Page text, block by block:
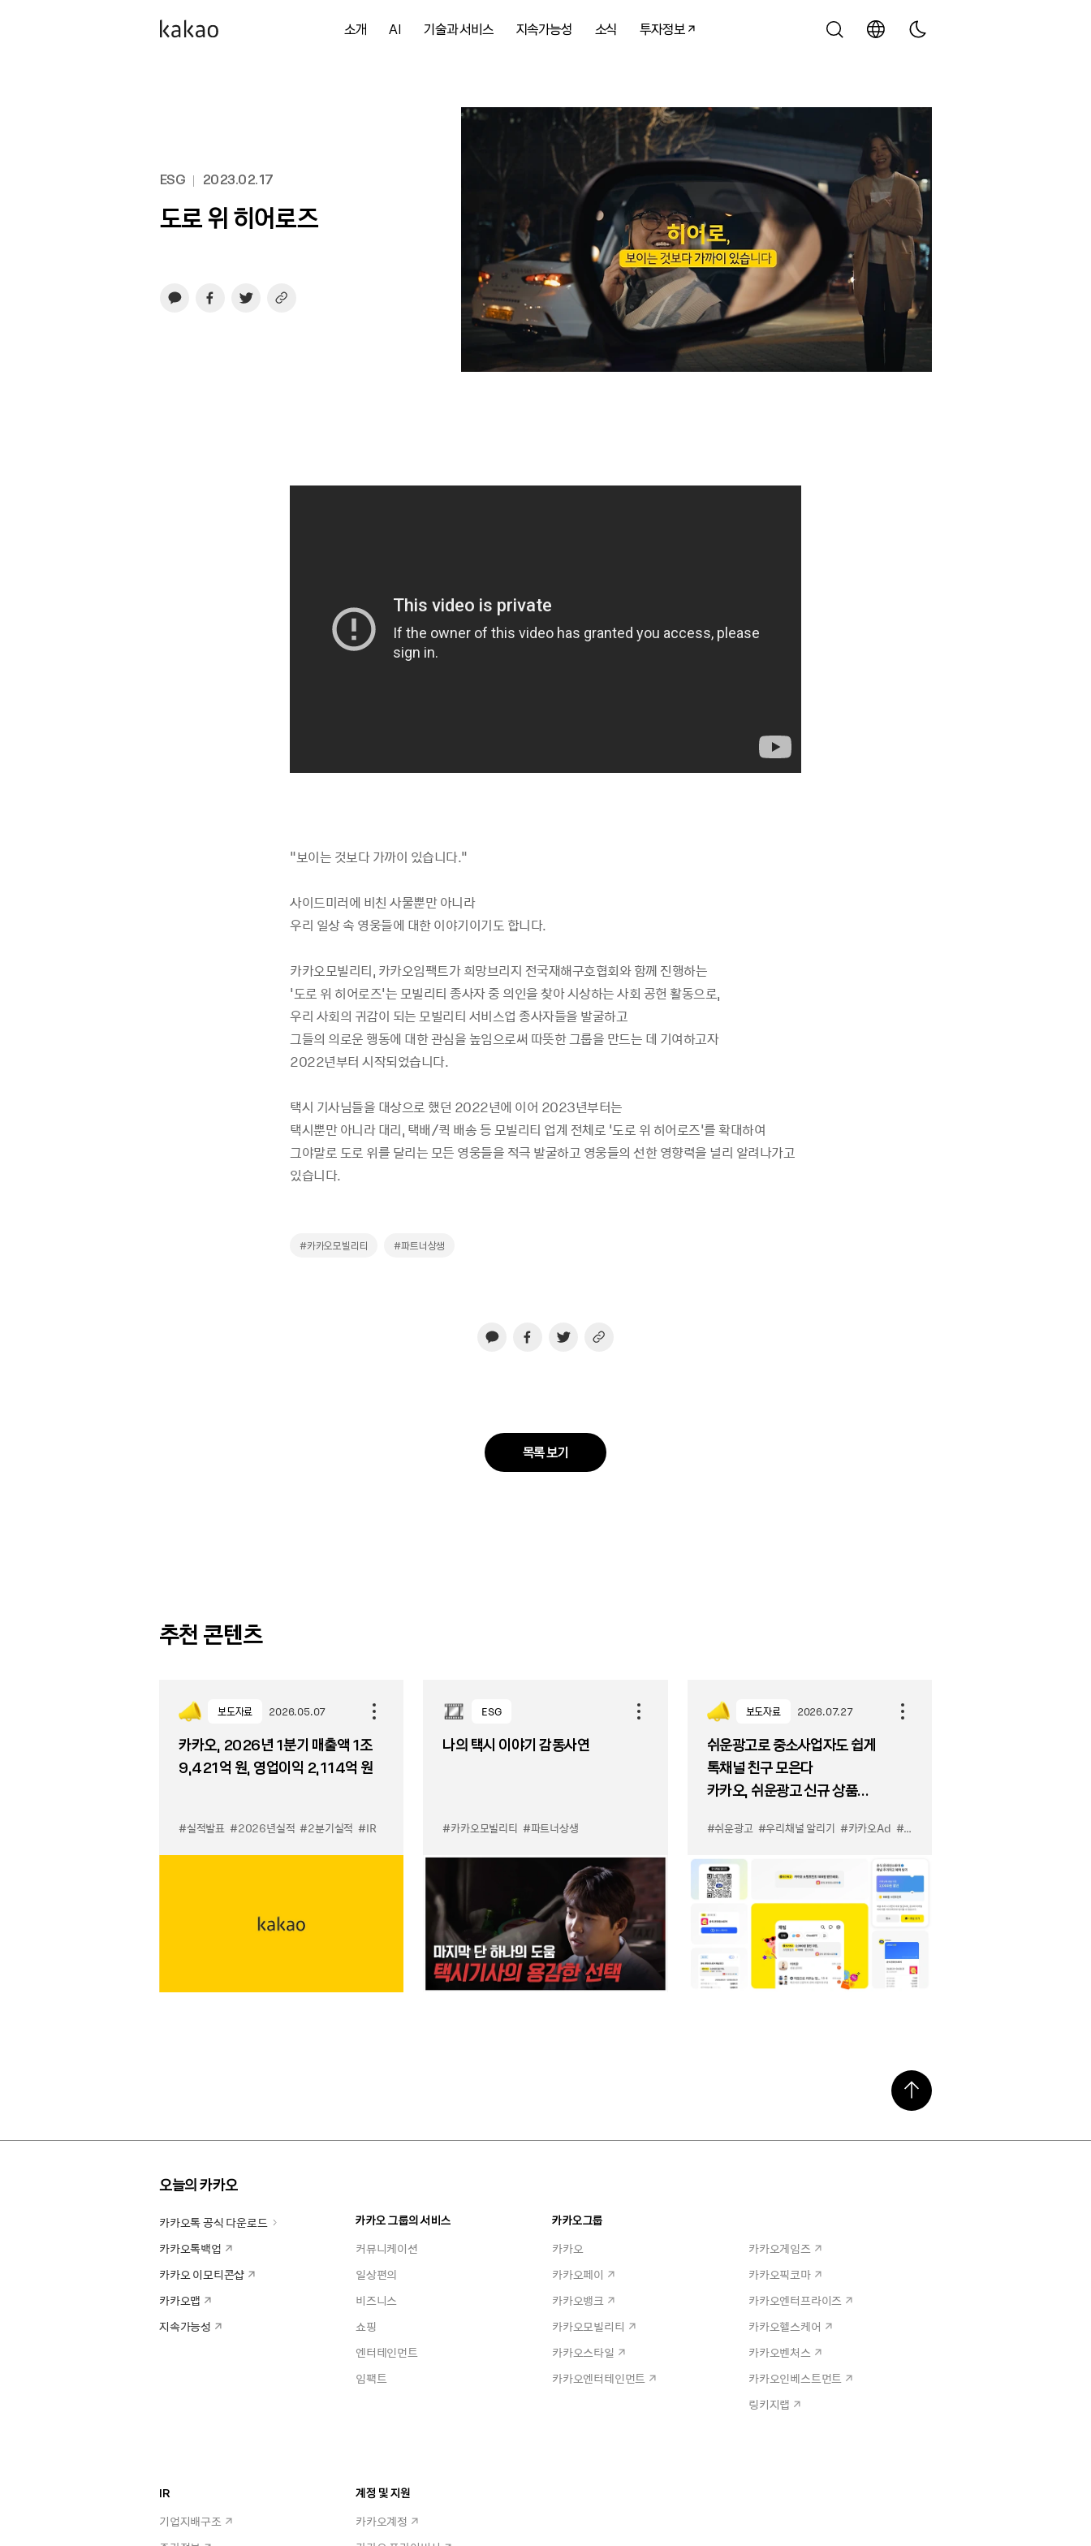
소개 AI 기술과 서비스 지속가능성 소식 투자정보
ESG 2023.02.17
도로 위 히어로즈
"보이는 것보다 가까이 있습니다."
사이드미러에 비친 사물뿐만 아니라
우리 일상 속 영웅들에 대한 이야기이기도 합니다.
카카오모빌리티, 카카오임팩트가 희망브리지 전국재해구호협회와 함께 진행하는
'도로 위 히어로즈'는 모빌리티 종사자 중 의인을 찾아 시상하는 사회 공헌 활동으로,
우리 사회의 귀감이 되는 모빌리티 서비스업 종사자들을 발굴하고
그들의 의로운 행동에 대한 관심을 높임으로써 따뜻한 그룹을 만드는 데 기여하고자
2022년부터 시작되었습니다.
택시 기사님들을 대상으로 했던 2022년에 이어 2023년부터는
택시뿐만 아니라 대리, 택배/퀵 배송 등 모빌리티 업계 전체로 '도로 위 히어로즈'를 확대하여
그야말로 도로 위를 달리는 모든 영웅들을 적극 발굴하고 영웅들의 선한 영향력을 널리 알려나가고
있습니다.
#카카오모빌리티 #파트너상생
목록 보기
추천 콘텐츠
보도자료 2026.05.07
카카오, 2026년 1분기 매출액 1조
9,421억 원, 영업이익 2,114억 원
#실적발표 #2026년실적 #2분기실적 #IR
ESG
나의 택시 이야기 감동사연
#카카오모빌리티 #파트너상생
보도자료 2026.07.27
쉬운광고로 중소사업자도 쉽게
톡채널 친구 모은다
카카오, 쉬운광고 신규 상품
#쉬운광고 #우리채널 알리기 #카카오Ad #카톡 쉬운 광고
오늘의 카카오
카카오톡 공식 다운로드
카카오톡백업
카카오 이모티콘샵
카카오맵
지속가능성
카카오 그룹의 서비스
커뮤니케이션
일상편의
비즈니스
쇼핑
엔터테인먼트
임팩트
카카오그룹
카카오
카카오페이
카카오뱅크
카카오모빌리티
카카오스타일
카카오엔터테인먼트
카카오게임즈
카카오픽코마
카카오엔터프라이즈
카카오헬스케어
카카오벤처스
카카오인베스트먼트
링키지랩
IR
기업지배구조
계정 및 지원
카카오계정